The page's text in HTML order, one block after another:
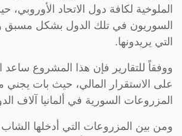
الملوخية لكافة دول الاتحاد الأوروبي،
السوريون في تلك الدول بشكل مسبق
التي يريدونها.
ووفقاً للتقارير فإن هذا المشروع
على الاستقرار المالي، حيث بات يجني
المزروعات السورية في ألمانيا آلاف
ومن بين المزروعات التي أدخلها